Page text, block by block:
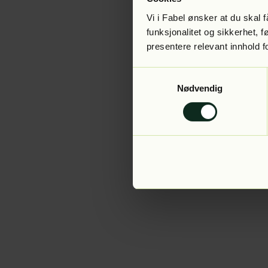
Vi i Fabel ønsker at du skal
funksjonalitet og sikkerhet,
presentere relevant innhold
Nødvendig
Application